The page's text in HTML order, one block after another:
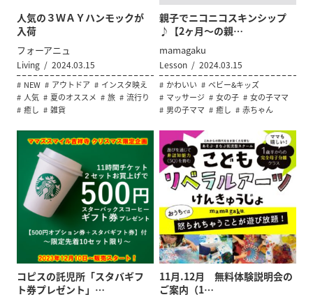
人気の３ＷＡＹハンモックが
入荷
フォーアニュ
Living 2024.03.15
NEW アウトドア
インスタ映え
人気
夏のオススメ 旅
流行り
癒し
雑貨
親子でニコニコスキンシップ
♪【2ヶ月〜の親…
mamagaku
Lesson 2024.03.15
かわいい
ベビー&キッズ
マッサージ
女の子
女の子ママ
男の子ママ
癒し 赤ちゃん
コピスの託児所「スタバギフ
ト券プレゼント」…
11月.12月 無料体験説明会の
ご案内（1…